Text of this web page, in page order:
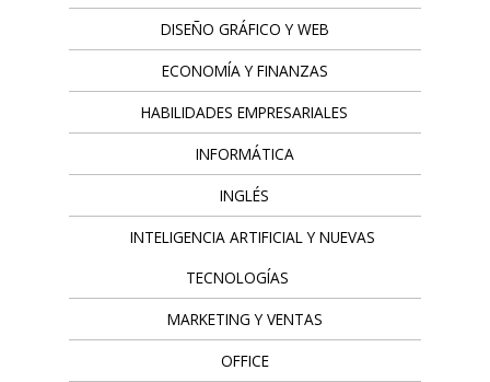
DISEÑO GRÁFICO Y WEB
ECONOMÍA Y FINANZAS
HABILIDADES EMPRESARIALES
INFORMÁTICA
INGLÉS
INTELIGENCIA ARTIFICIAL Y NUEVAS
TECNOLOGÍAS
MARKETING Y VENTAS
OFFICE